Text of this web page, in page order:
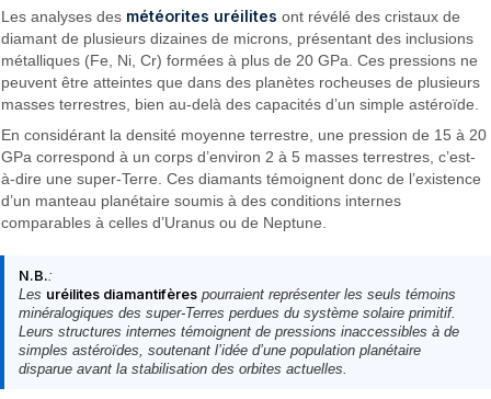
Les analyses des météorites uréilites ont révélé des cristaux de
diamant de plusieurs dizaines de microns, présentant des inclusions
métalliques (Fe, Ni, Cr) formées à plus de 20 GPa. Ces pressions ne
peuvent être atteintes que dans des planètes rocheuses de plusieurs
masses terrestres, bien au-delà des capacités d’un simple astéroïde.
En considérant la densité moyenne terrestre, une pression de 15 à 20
GPa correspond à un corps d’environ 2 à 5 masses terrestres, c’est-
à-dire une super-Terre. Ces diamants témoignent donc de l’existence
d’un manteau planétaire soumis à des conditions internes
comparables à celles d’Uranus ou de Neptune.
N.B.:
Les uréilites diamantifèrespourraient représenter les seuls témoins
minéralogiques des super-Terres perdues du système solaire primitif.
Leurs structures internes témoignent de pressions inaccessibles à de
simples astéroïdes, soutenant l’idée d’une population planétaire
disparue avant la stabilisation des orbites actuelles.